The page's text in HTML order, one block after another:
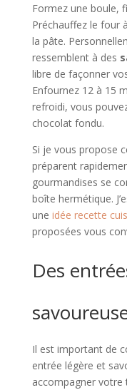
Formez une boule,
Préchauffez le four
la pâte.
ressemblent à des
libre de façonner
Enfournez 12 à 15
refroidi, vous
chocolat fondu.
Si je vous propose
préparent
gourmandises se
boîte hermétique.
une idée recette
proposées vous
Des
Il est important de
entrée légère et
accompagner votre